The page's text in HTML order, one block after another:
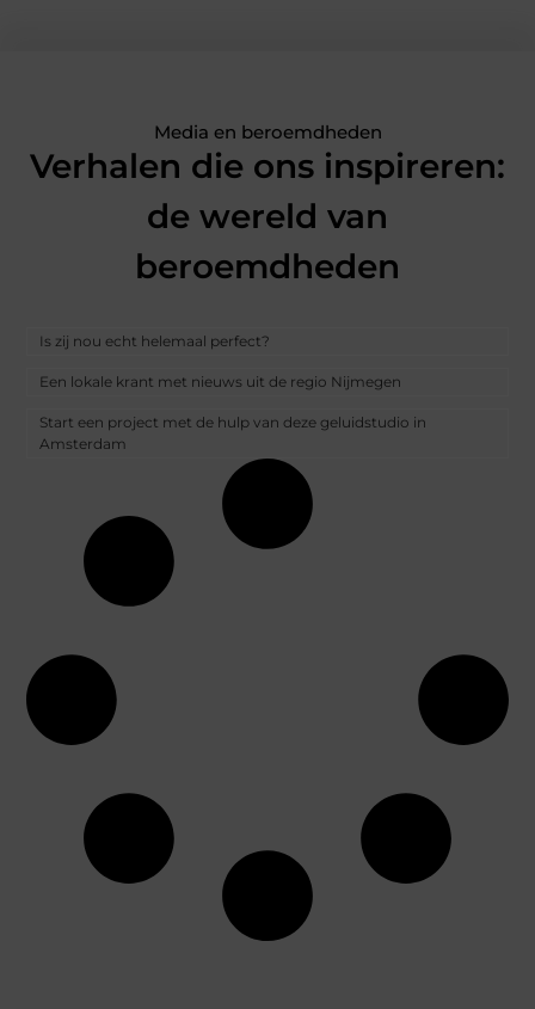
Media en beroemdheden
Verhalen die ons inspireren:
de wereld van
beroemdheden
Is zij nou echt helemaal perfect?
Een lokale krant met nieuws uit de regio Nijmegen
Start een project met de hulp van deze geluidstudio in
Amsterdam